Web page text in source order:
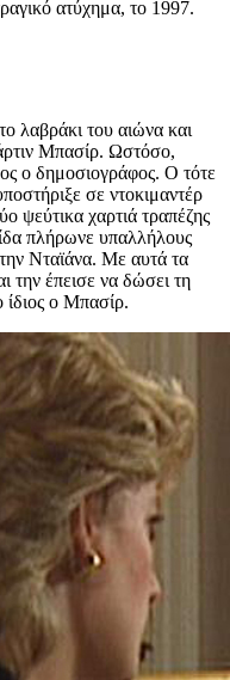
ατύχημα, το 1997.
λαβράκι του αιώνα και
Μπασίρ. Ωστόσο,
ο δημοσιογράφος. Ο τότε
σε ντοκιμαντέρ
ψεύτικα χαρτιά τραπέζης
πλήρωνε υπαλλήλους
Νταϊάνα. Με αυτά τα
την έπεισε να δώσει τη
ίδιος ο Μπασίρ.